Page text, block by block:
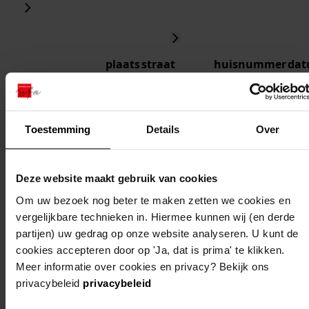
Toestemming Details Over
Deze website maakt gebruik van cookies
Om uw bezoek nog beter te maken zetten we cookies en
vergelijkbare technieken in. Hiermee kunnen wij (en derde
partijen) uw gedrag op onze website analyseren. U kunt de
cookies accepteren door op 'Ja, dat is prima' te klikken.
Meer informatie over cookies en privacy? Bekijk ons
privacybeleid privacybeleid
plaatsstraat huisnummer
13-
andijk
andijk bedrijvenweg2
01-
andijk bedrijvenweg-